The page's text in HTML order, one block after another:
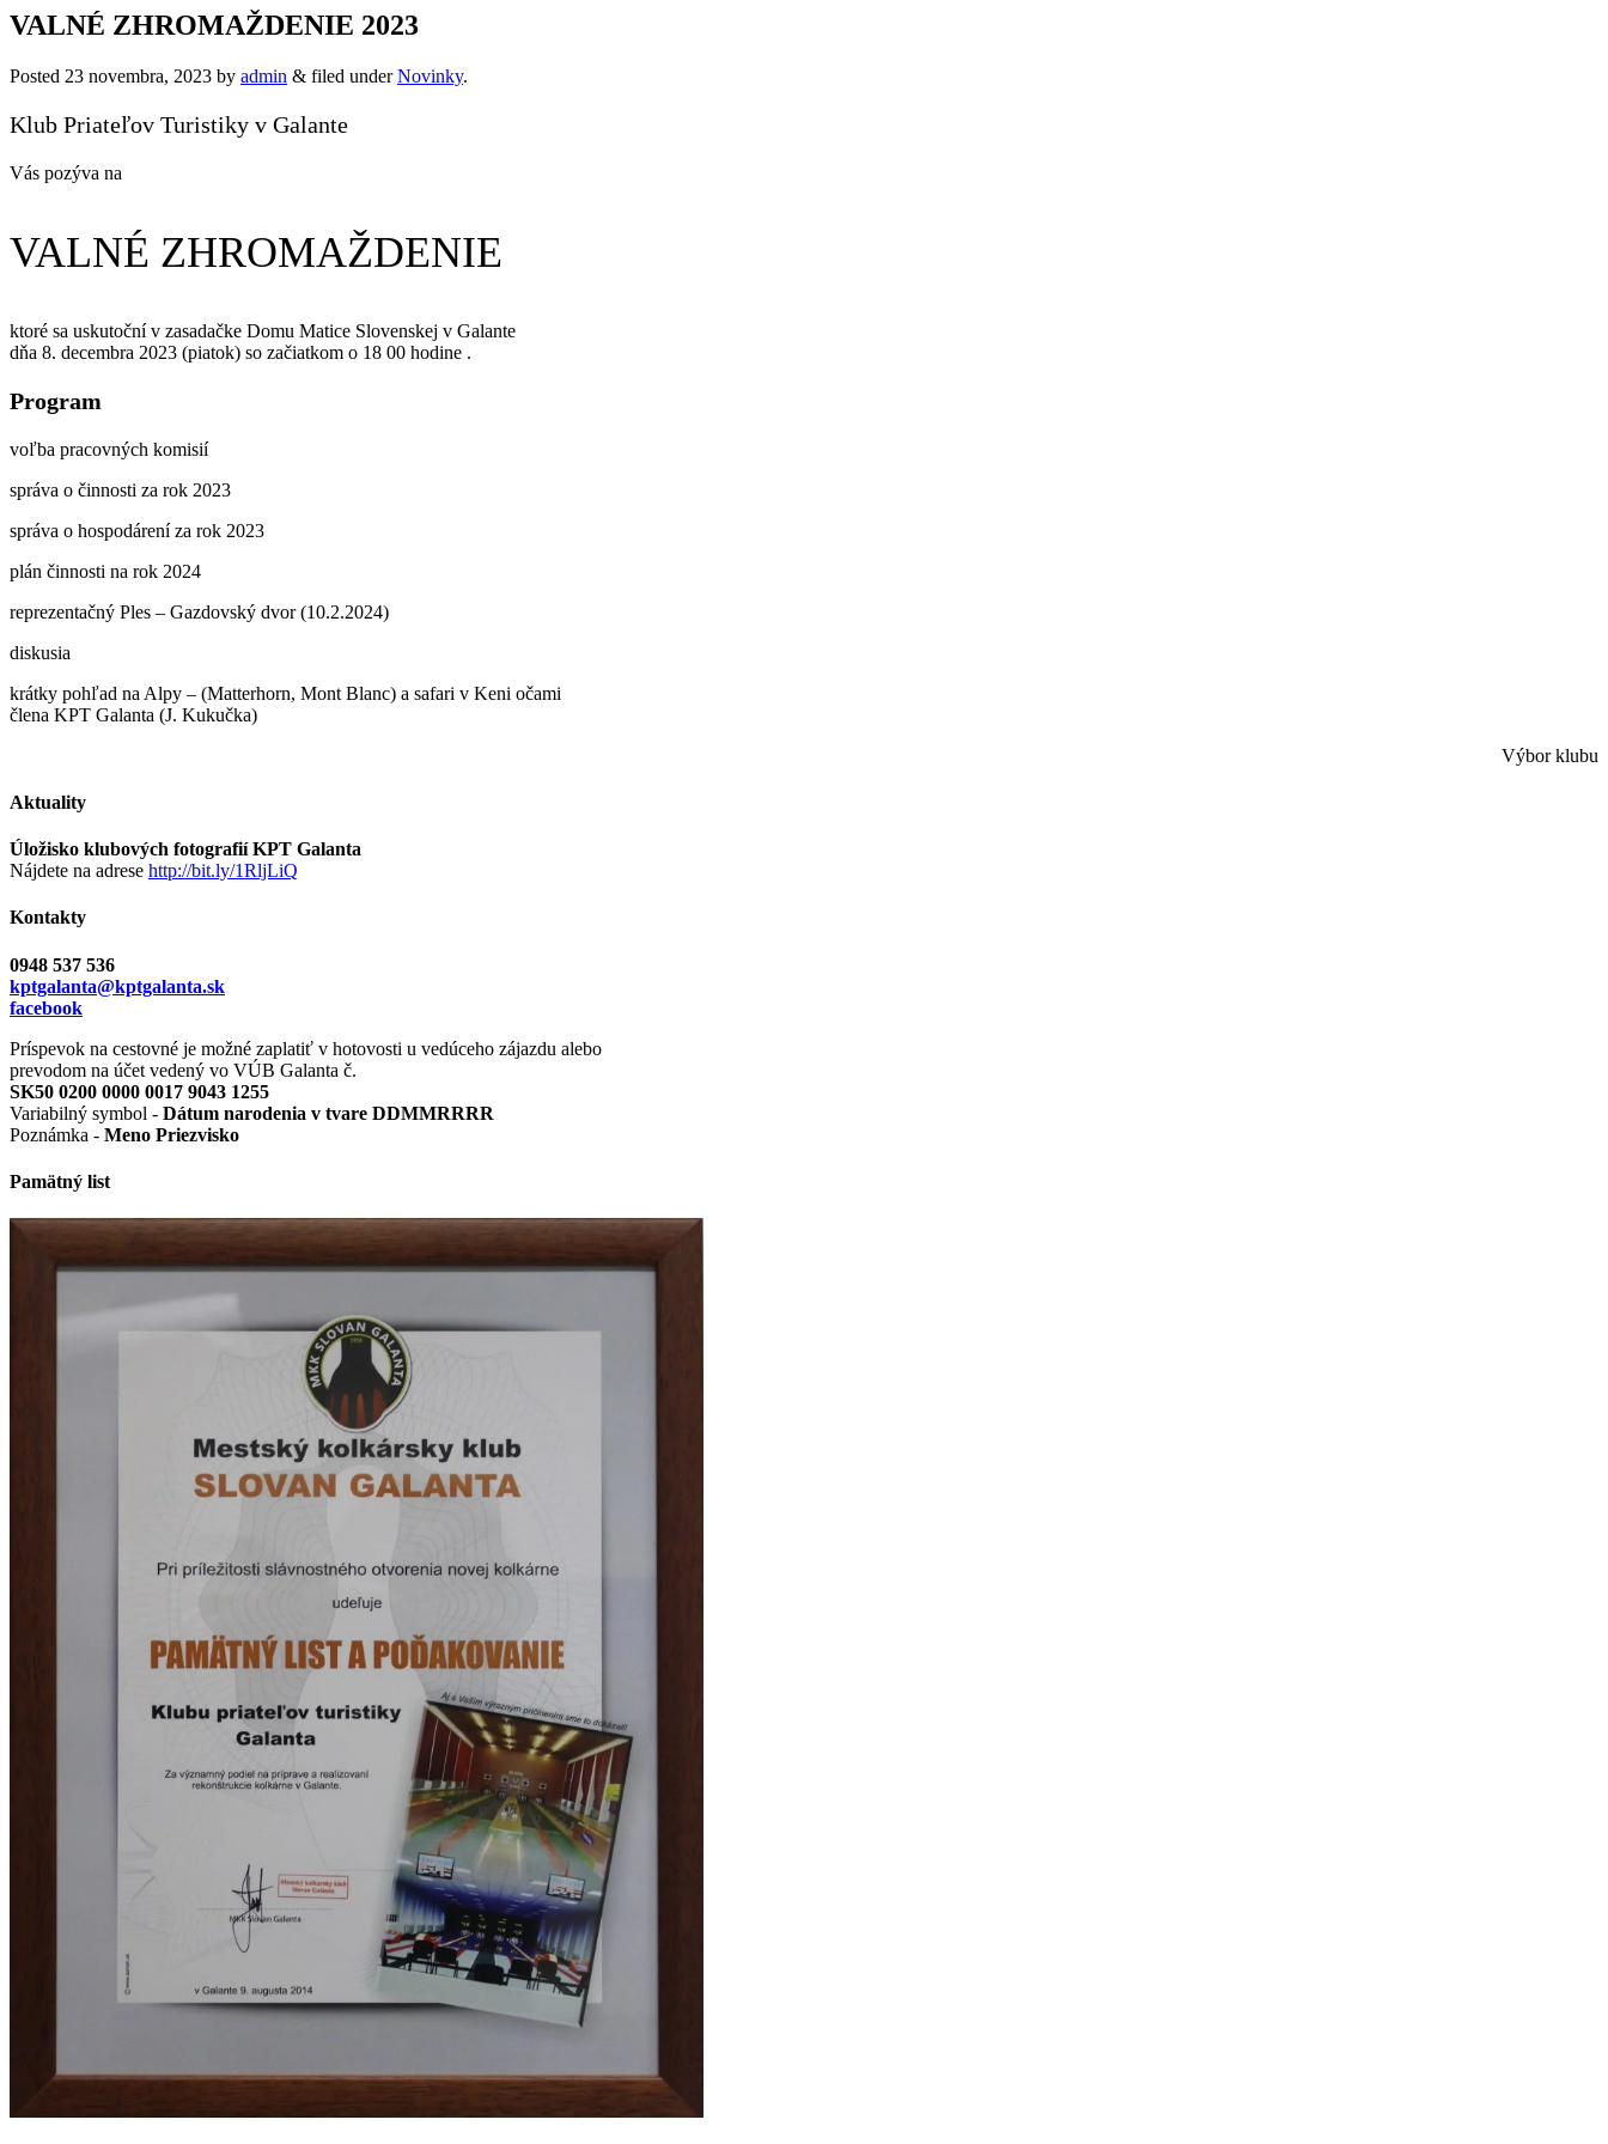
VALNÉ ZHROMAŽDENIE 2023
Posted 23 novembra, 2023 by admin & filed underNovinky.
Klub Priateľov Turistiky v Galante
Vás pozýva na
VALNÉ ZHROMAŽDENIE
ktoré sa uskutoční v zasadačke Domu Matice Slovenskej v Galante
dňa 8. decembra 2023 (piatok) so začiatkom o 18 00 hodine .
Program
voľba pracovných komisií
správa o činnosti za rok 2023
správa o hospodárení za rok 2023
plán činnosti na rok 2024
reprezentačný Ples – Gazdovský dvor (10.2.2024)
diskusia
krátky pohľad na Alpy – (Matterhorn, Mont Blanc) a safari v Keni očami
člena KPT Galanta (J. Kukučka)
Výbor klubu
Aktuality
Úložisko klubových fotografií KPT Galanta
Nájdete na adrese http://bit.ly/1RljLiQ
Kontakty
0948 537 536
kptgalanta@kptgalanta.sk
facebook
Príspevok na cestovné je možné zaplatiť v hotovosti u vedúceho zájazdu alebo
prevodom na účet vedený vo VÚB Galanta č.
SK50 0200 0000 0017 9043 1255
Variabilný symbol - Dátum narodenia v tvare DDMMRRRR
Poznámka - Meno Priezvisko
Pamätný list